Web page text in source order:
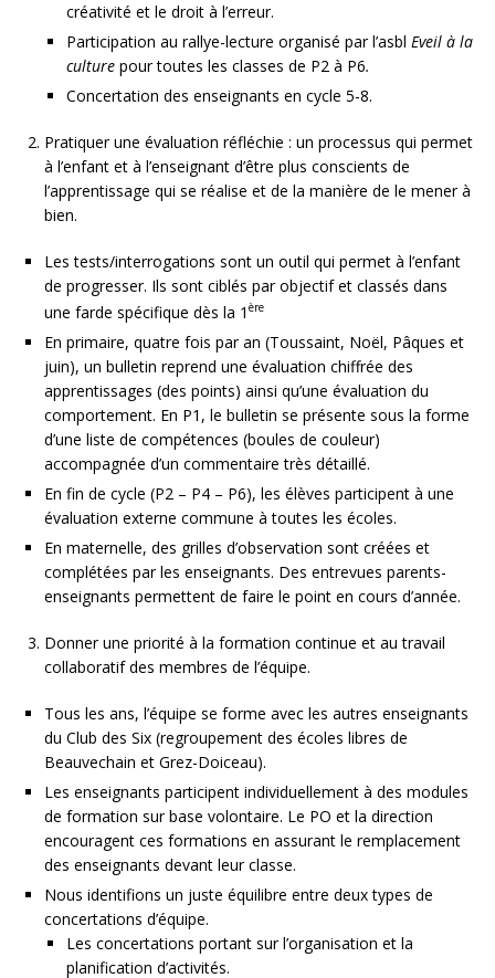
créativité et le droit à l’erreur.
Participation au rallye-lecture organisé par l’asbl Eveil à la
culture pour toutes les classes de P2 à P6.
Concertation des enseignants en cycle 5-8.
Pratiquer une évaluation réfléchie : un processus qui permet
à l’enfant et à l’enseignant d’être plus conscients de
l’apprentissage qui se réalise et de la manière de le mener à
bien.
Les tests/interrogations sont un outil qui permet à l’enfant
de progresser. Ils sont ciblés par objectif et classés dans
une farde spécifique dès la 1 ère
En primaire, quatre fois par an (Toussaint, Noël, Pâques et
juin), un bulletin reprend une évaluation chiffrée des
apprentissages (des points) ainsi qu’une évaluation du
comportement. En P1, le bulletin se présente sous la forme
d’une liste de compétences (boules de couleur)
accompagnée d’un commentaire très détaillé.
En fin de cycle (P2 – P4 – P6), les élèves participent à une
évaluation externe commune à toutes les écoles.
En maternelle, des grilles d’observation sont créées et
complétées par les enseignants. Des entrevues parents-
enseignants permettent de faire le point en cours d’année.
Donner une priorité à la formation continue et au travail
collaboratif des membres de l’équipe.
Tous les ans, l’équipe se forme avec les autres enseignants
du Club des Six (regroupement des écoles libres de
Beauvechain et Grez-Doiceau).
Les enseignants participent individuellement à des modules
de formation sur base volontaire. Le PO et la direction
encouragent ces formations en assurant le remplacement
des enseignants devant leur classe.
Nous identifions un juste équilibre entre deux types de
concertations d’équipe.
Les concertations portant sur l’organisation et la
planification d’activités.